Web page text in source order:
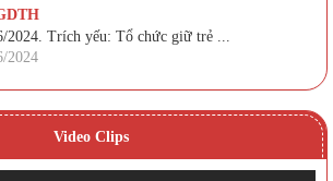
2024. Trích yếu: Tổ chức giữ trẻ ...
2024
Video Clips